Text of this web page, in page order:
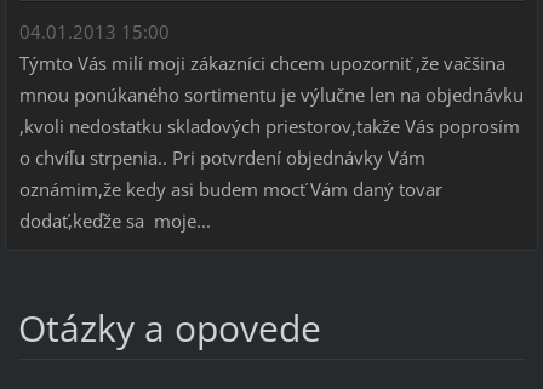
04.01.2013 15:00
Týmto Vás milí moji zákazníci chcem upozorniť ,že vačšina
mnou ponúkaného sortimentu je výlučne len na objednávku
,kvoli nedostatku skladových priestorov,takže Vás poprosím
o chvíľu strpenia.. Pri potvrdení objednávky Vám
oznámim,že kedy asi budem mocť Vám daný tovar
dodať,keďže sa moje...
Otázky a opovede